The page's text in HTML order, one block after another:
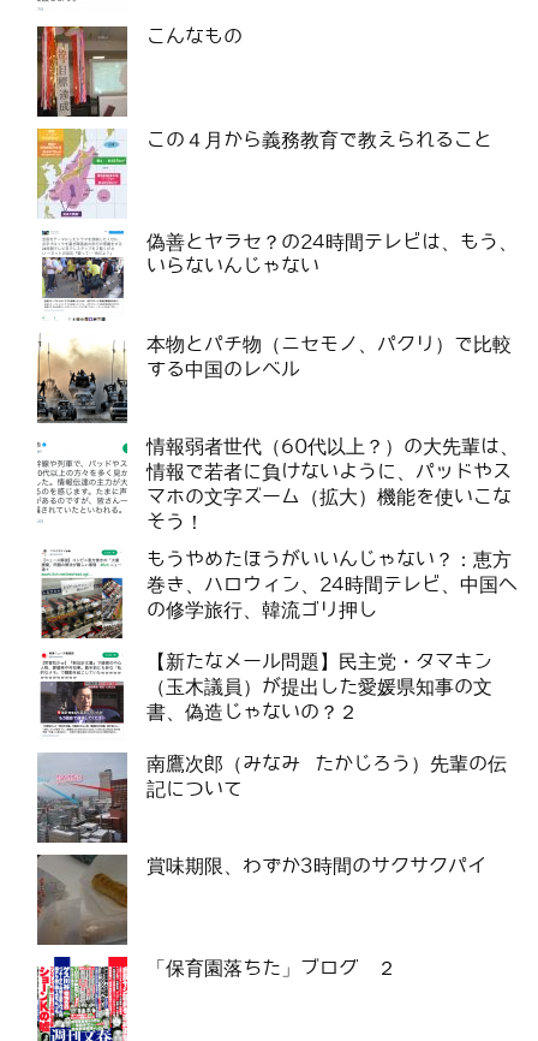
こんなもの
この４月から義務教育で教えられること
偽善とヤラセ？の24時間テレビは、もう、
いらないんじゃない
本物とパチ物（ニセモノ、パクリ）で比較
する中国のレベル
情報弱者世代（60代以上？）の大先輩は、
情報で若者に負けないように、パッドやス
マホの文字ズーム（拡大）機能を使いこな
そう！
もうやめたほうがいいんじゃない？：恵方
巻き、ハロウィン、24時間テレビ、中国へ
の修学旅行、韓流ゴリ押し
【新たなメール問題】民主党・タマキン
（玉木議員）が提出した愛媛県知事の文
書、偽造じゃないの？２
南鷹次郎（みなみ たかじろう）先輩の伝
記について
賞味期限、わずか3時間のサクサクパイ
「保育園落ちた」ブログ ２